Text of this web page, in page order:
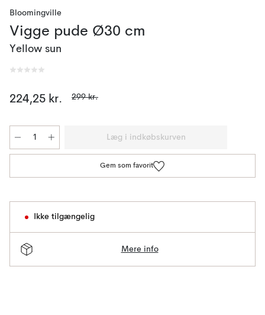
Bloomingville
Vigge pude Ø30 cm
Yellow sun
224,25 kr. 299 kr.
Læg i indkøbskurven
Gem som favorit
Ikke tilgængelig
Mere info